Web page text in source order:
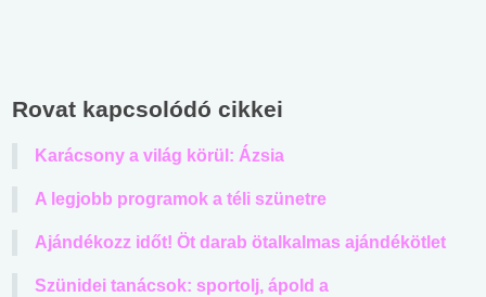
Rovat kapcsolódó cikkei
Karácsony a világ körül: Ázsia
A legjobb programok a téli szünetre
Ajándékozz időt! Öt darab ötalkalmas ajándékötlet
Szünidei tanácsok: sportolj, ápold a